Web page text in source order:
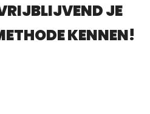
VRIJBLIJVEND JE
KENNEN!